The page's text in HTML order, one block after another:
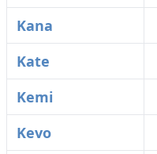
Kana
Kate
Kemi
Kevo